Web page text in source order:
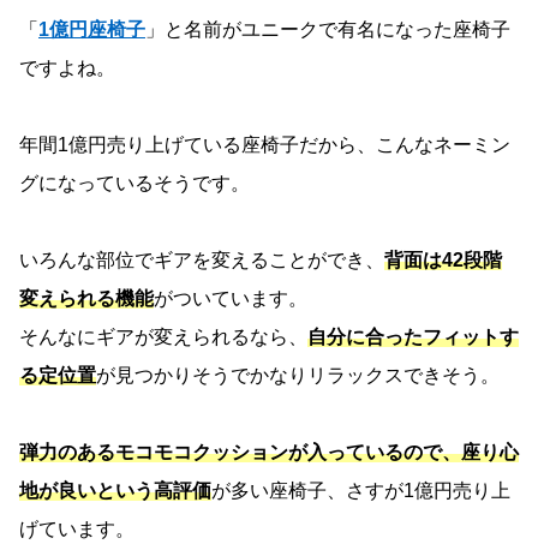
「 1億円座椅子 」と名前がユニークで有名になった座椅子
ですよね。
年間1億円売り上げている座椅子だから、こんなネーミン
グになっているそうです。
いろんな部位でギアを変えることができ、 背面は42段階
変えられる機能がついています。
そんなにギアが変えられるなら、 自分に合ったフィットす
る定位置が見つかりそうでかなりリラックスできそう。
弾力のあるモコモコクッションが入っているので、座り心
地が良いという高評価が多い座椅子、さすが1億円売り上
げています。